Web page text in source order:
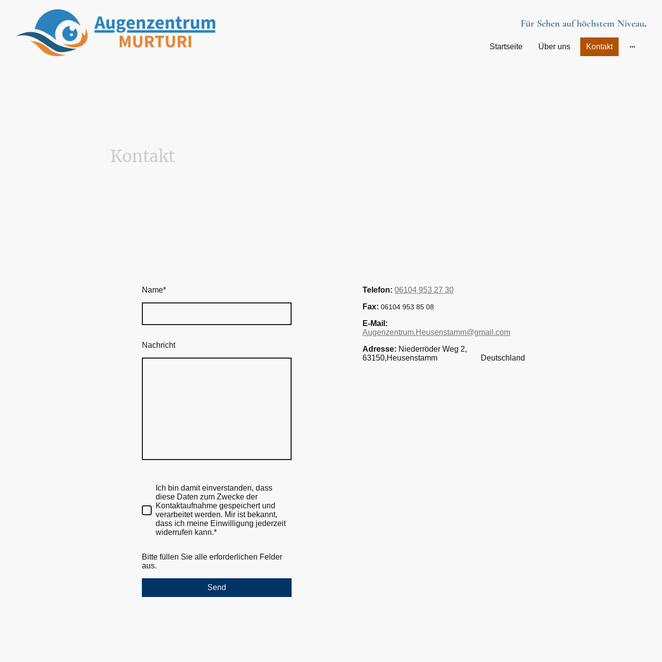
Für Sehen auf höchstem Niveau.
Startseite Über uns Kontakt
Kontakt
Name*
Nachricht
Ich bin damit einverstanden, dass
diese Daten zum Zwecke der
Kontaktaufnahme gespeichert und
verarbeitet werden. Mir ist bekannt,
dass ich meine Einwilligung jederzeit
widerrufen kann.*
Bitte füllen Sie alle erforderlichen Felder
aus.
Send
Telefon: 06104 953 27 30
Fax: 06104 953 85 08
E-Mail:
Augenzentrum.Heusenstamm@gmail.com
Adresse: Niederröder Weg 2,
63150,Heusenstamm Deutschland